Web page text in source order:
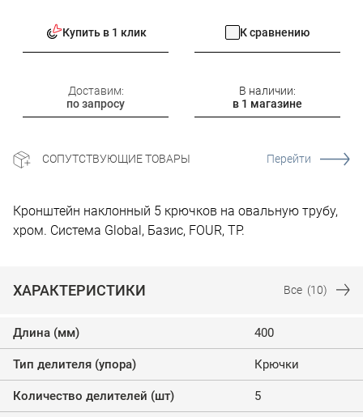
Купить в 1 клик К сравнению
Доставим:
по запросу
В наличии:
в 1 магазине
СОПУТСТВУЮЩИЕ ТОВАРЫ Перейти
Кронштейн наклонный 5 крючков на овальную трубу,
хром. Система Global, Базис, FOUR, TP.
ХАРАКТЕРИСТИКИ Все (10)
Длина (мм) 400
Тип делителя (упора) Крючки
Количество делителей (шт) 5